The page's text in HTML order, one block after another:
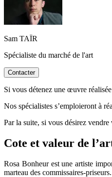
Sam TAÏR
Spécialiste du marché de l'art
Contacter
Si vous détenez une œuvre
Nos spécialistes s’emploieront à
Par la suite, si vous désirez
Cote et valeur de
Rosa Bonheur est une artiste
marteau des commissaires-priseurs.